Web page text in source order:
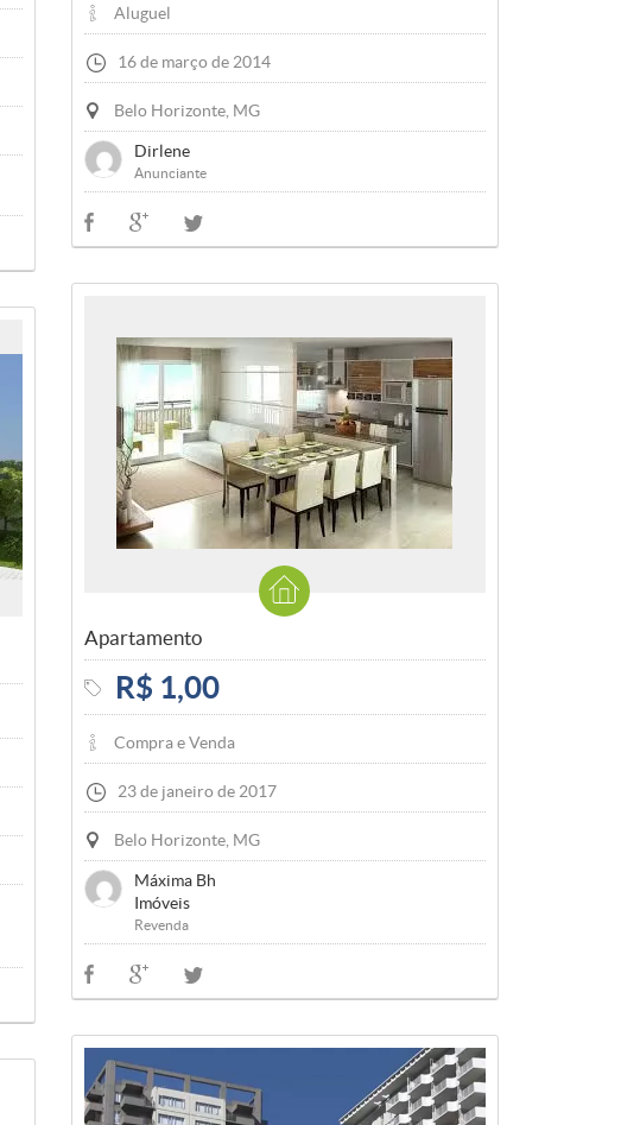
Aluguel
16 de março de 2014
Belo Horizonte, MG
Dirlene
Anunciante
Apartamento
R$ 1,00
Compra e Venda
23 de janeiro de 2017
Belo Horizonte, MG
Máxima Bh
Imóveis
Revenda